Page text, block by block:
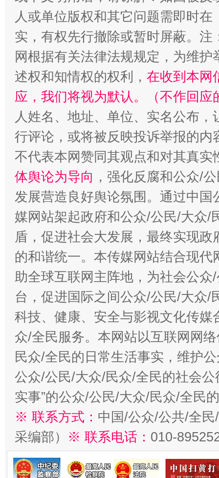
“蜀中异人”王建安的艺术幻境
人或单位版权和其它问题需即时在
实，有权先行撤除或暂时屏蔽。
网根据有关法律法规规定，为维
述权和知情权的权利， 在收到本网
应，我们将视为默认。（不作回应
人姓名、地址、单位、实名公布
行评论，或将被反映投诉举报的
不代表本网赞同其观点和对其真实
体舆论为导向 ，强化反腐和公众/
发展营造良好舆论氛围。通过中
媒网站架起政府和公众/公民/大众/
盾，促进社会大发展，最终实现
的和谐统一。本传媒网站结合现
助全球互联网主阵地，为社会公
台，促进国际之间公众/公民/大众/
科技、健康、安全与影视文化传
众/全民服务。本网站以互联网网
民众/全民的日常生活事实，维护
公众/公民/大众/民众/全民的社会公
实事”的公众/公民/大众/民众/全民
※ 联系方式： 中国/公众/公共/全
采编部） ※ 联系电话： 010-